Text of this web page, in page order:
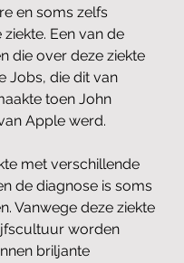
en soms zelfs
Een van de
die over deze ziekte
Jobs, die dit van
toen John
Apple werd.
met verschillende
de diagnose is soms
Vanwege deze ziekte
worden
briljante